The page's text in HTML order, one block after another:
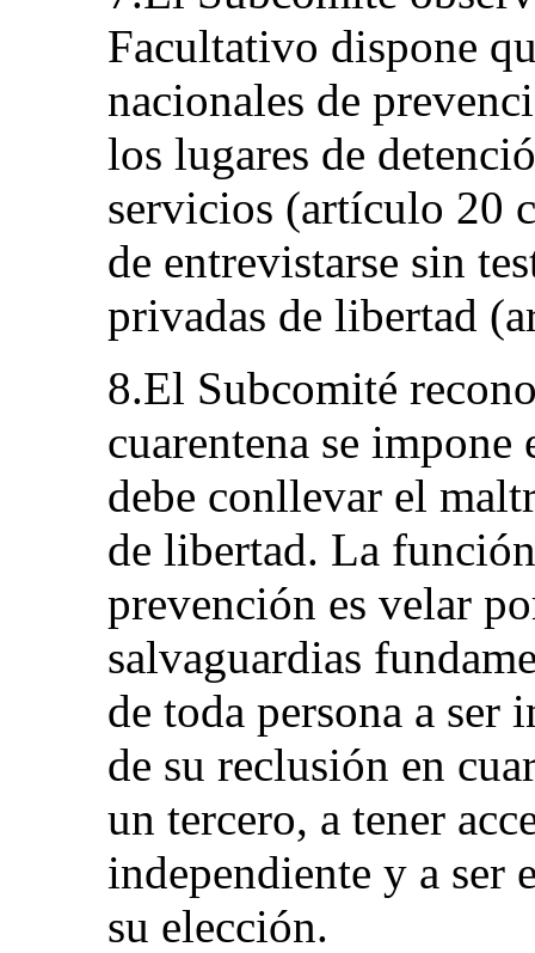
Facultativo dispone
nacionales de
los lugares de
servicios (artículo 20
de entrevistarse sin
privadas de libertad
8.El Subcomité
cuarentena se
debe conllevar el
de libertad. La
prevención es velar
salvaguardias
de toda persona a
de su reclusión en
un tercero, a tener
independiente y a ser
su elección.